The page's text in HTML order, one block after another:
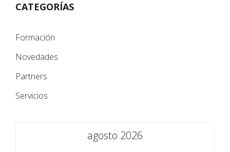
CATEGORÍAS
Formación
Novedades
Partners
Servicios
agosto 2026